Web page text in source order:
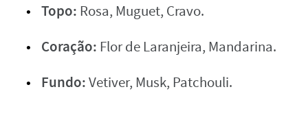
Topo: Rosa, Muguet, Cravo.
Coração: Flor de Laranjeira, Mandarina.
Fundo:Vetiver, Musk, Patchouli.